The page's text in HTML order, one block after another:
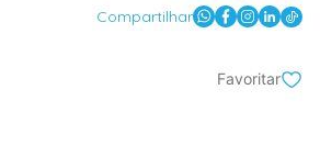
Compartilhar
Favoritar